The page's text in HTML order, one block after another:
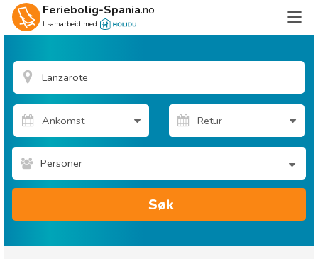
Feriebolig-Spania.no
I samarbeid med
Personer
Søk